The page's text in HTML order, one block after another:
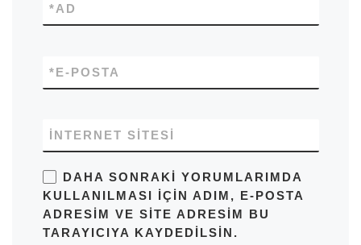
AD
*
E-POSTA
*
İNTERNET SITESI
DAHA SONRAKI YORUMLARIMDA
KULLANILMASI IÇIN ADIM, E-POSTA
ADRESIM VE SITE ADRESIM BU
TARAYICIYA KAYDEDILSIN.